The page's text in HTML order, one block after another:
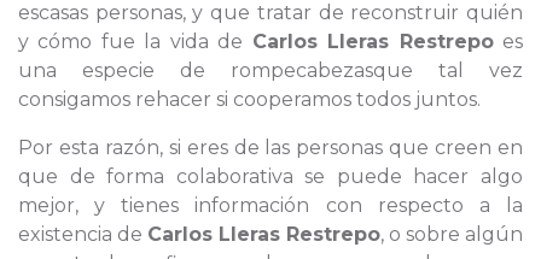
escasas personas, y que tratar de reconstruir quién
y cómo fue la vida de Carlos Lleras Restrepoes
una especie de rompecabezasque tal vez
consigamos rehacer si cooperamos todos juntos.
Por esta razón, si eres de las personas que creen en
que de forma colaborativa se puede hacer algo
mejor, y tienes información con respecto a la
existencia de Carlos Lleras Restrepo, o sobre algún